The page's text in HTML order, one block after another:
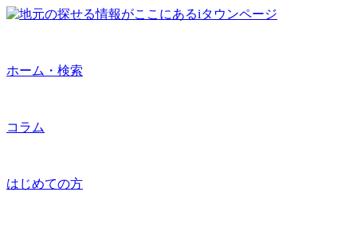
ホーム・検索
コラム
はじめての方